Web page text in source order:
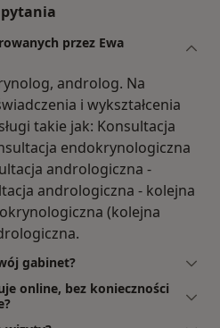
przez Ewa
androlog. Na
i wykształcenia
takie jak: Konsultacja
endokrynologiczna
andrologiczna -
andrologiczna - kolejna
(kolejna
gabinet?
online, bez konieczności